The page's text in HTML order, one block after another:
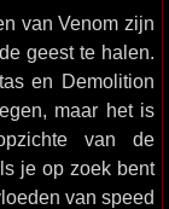
van Venom zijn
geest te halen.
en Demolition
maar het is
van de
je op zoek bent
van speed